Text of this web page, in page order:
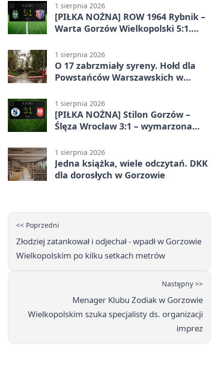
1 sierpnia 2026
[PIŁKA NOŻNA] ROW 1964 Rybnik –
Warta Gorzów Wielkopolski 5:1.
Lidze Grupa 3 (Grupa III)
1 sierpnia 2026
O 17 zabrzmiały syreny. Hołd dla
Powstańców Warszawskich w
1 sierpnia 2026
[PIŁKA NOŻNA] Stilon Gorzów –
Ślęza Wrocław 3:1 – wymarzona
Grupa 3 (Grupa III)
1 sierpnia 2026
Jedna książka, wiele odczytań. DKK
dla dorosłych w Gorzowie
<< Poprzedni
Złodziej zatankował i odjechał - wpadł w Gorzowie
Wielkopolskim po kilku setkach metrów
Następny >>
Menager Klubu Zodiak w Gorzowie
Wielkopolskim szuka specjalisty ds. organizacji
imprez